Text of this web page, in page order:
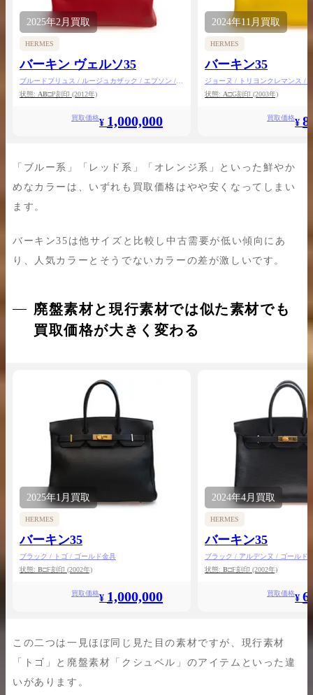
2025年2月買取
HERMES
バーキン ヴェルソ35
ブルードプリュス / ルージュカザック / エプソン /
ゴールド金具
状態: AB□P刻印 (2012年)
買取価格¥ 1,000,000
2024年11月買取
HERMES
バーキン35
ジョーヌ / トリヨンクレマンス /
状態: A□G刻印 (2003年)
買取価格¥
「ブルー系」「レッド系」「オレンジ系」といった鮮やか
めなカラーは、いずれも買取価格はやや安くなってしまい
ます。
バーキン35は他サイズと比較し中古需要が低い傾向にあ
り、人気カラーとそうでないカラーの差が激しいです。
廃盤素材と現行素材では似た素材でも
買取価格が大きく変わる
2025年1月 買取
HERMES
バーキン35
ブラック / トゴ / ゴールド金具
状態: B□F刻印 (2002年)
買取価格¥ 1,000,000
2024年4月 買取
HERMES
バーキン35
ブラック / アルデンヌ / ゴールド
状態: B□F刻印 (2002年)
買取価格¥
この二つは一見ほぼ同じ見た目の素材ですが、現行素材
「トゴ」と廃盤素材「クシュベル」のアイテムといった違
いがあります。